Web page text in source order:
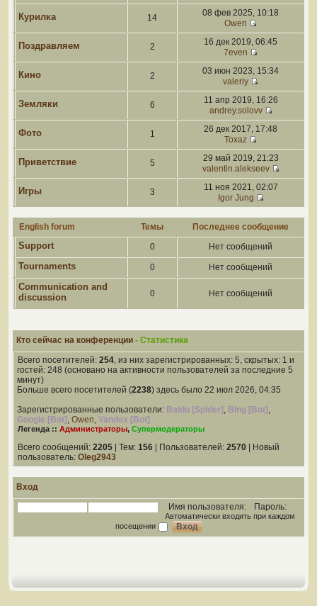
Курилка 14
08 фев 2025, 10:18
Owen
Поздравляем 2
16 дек 2019, 06:45
7even
Кино 2
03 июн 2023, 15:34
valeriy
Земляки 6
11 апр 2019, 16:26
andrey.solovv
Фото 1
26 дек 2017, 17:48
Toxaz
Приветствие 5
29 май 2019, 21:23
valentin.alekseev
Игры 3
11 ноя 2021, 02:07
Igor Jung
English forum Темы Последнее сообщение
Support 0 Нет сообщений
Tournaments 0 Нет сообщений
Communication and
discussion
0 Нет сообщений
Кто сейчас на конференции - Статистика
Всего посетителей: 254, из них зарегистрированных: 5, скрытых: 1 и
гостей: 248 (основано на активности пользователей за последние 5
минут)
Больше всего посетителей (2238) здесь было 22 июл 2026, 04:35
Зарегистрированные пользователи: Baidu [Spider] , Bing [Bot] ,
Google [Bot] , Owen, Yandex [Bot]
Легенда :: Администраторы, Супермодераторы
Всего сообщений: 2205 | Тем: 156 | Пользователей: 2570 | Новый
пользователь: Oleg2943
Вход
Имя пользователя:
Пароль:
Автоматически входить при каждом
посещении